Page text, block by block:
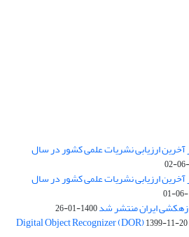
آخرین ارزیابی نشریات علمی کشور در سال
آخرین ارزیابی نشریات علمی کشور در سال
1400-01-26
1399-11-20